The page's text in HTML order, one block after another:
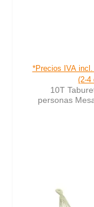
*Precios IVA
(2-4
10T
personas